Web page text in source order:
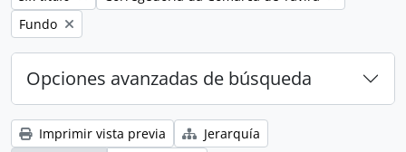
Remove filter:
Fundo
Opciones avanzadas de búsqueda
Imprimir vista previa
Jerarquía